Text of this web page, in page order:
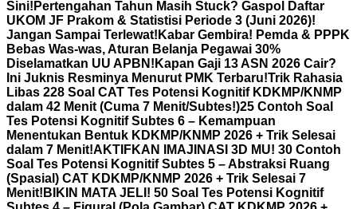
Sini! Pertengahan Tahun Masih Stuck? Gaspol Daftar
UKOM JF Prakom & Statistisi Periode 3 (Juni 2026)!
Jangan Sampai Terlewat! Kabar Gembira! Pemda & PPPK
Bebas Was-was, Aturan Belanja Pegawai 30%
Diselamatkan UU APBN! Kapan Gaji 13 ASN 2026 Cair?
Ini Juknis Resminya Menurut PMK Terbaru!Trik Rahasia
Libas 228 Soal CAT Tes Potensi Kognitif KDKMP/KNMP
dalam 42 Menit (Cuma 7 Menit/Subtes!)25 Contoh Soal
Tes Potensi Kognitif Subtes 6 – Kemampuan
Menentukan Bentuk KDKMP/KNMP 2026 + Trik Selesai
dalam 7 Menit!AKTIFKAN IMAJINASI 3D MU! 30 Contoh
Soal Tes Potensi Kognitif Subtes 5 – Abstraksi Ruang
(Spasial) CAT KDKMP/KNMP 2026 + Trik Selesai 7
Menit! BIKIN MATA JELI! 50 Soal Tes Potensi Kognitif